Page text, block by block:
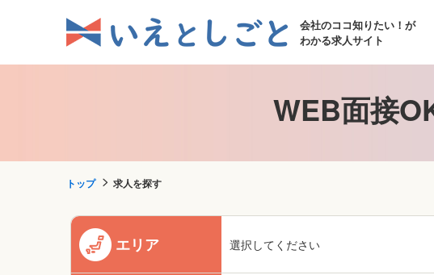
会社のココ知りたい！が
わかる求人サイト
WEB面接
トップ 求人を探す
エリア 選択してください